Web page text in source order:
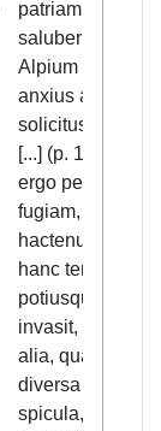
patriam tuam
saluberrimasque
Alpium radices
anxius atque
solicitus vocas
[...] (p. 132) Ut
ergo pestem
fugiam, que
hactenus urbem
hanc terruit
potiusquam
invasit, quot sunt
alia, quam
diversa mortis
spicula, quibus